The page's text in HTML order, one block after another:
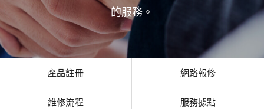
的服務。
產品註冊 網路報修
維修流程 服務據點